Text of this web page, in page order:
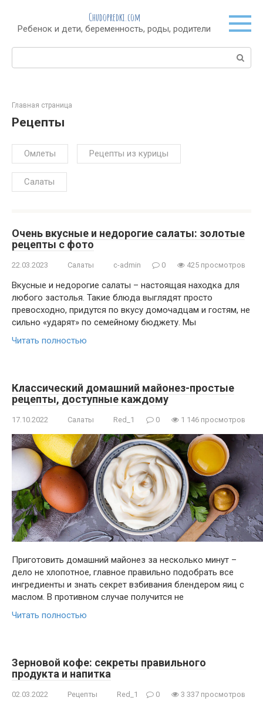
контенту
Chudopredki.com
Ребенок и дети, беременность, роды, родители
Поиск:
Главная страница
Рецепты
Омлеты Рецепты из курицы
Салаты
Очень вкусные и недорогие салаты: золотые
рецепты с фото
22.03.2023 Салаты c-admin 0 425 просмотров
Вкусные и недорогие салаты – настоящая находка для
любого застолья. Такие блюда выглядят просто
превосходно, придутся по вкусу домочадцам и гостям, не
сильно «ударят» по семейному бюджету. Мы
Читать полностью
Классический домашний майонез-простые
рецепты, доступные каждому
17.10.2022 Салаты Red_1 0 1 146 просмотров
Приготовить домашний майонез за несколько минут –
дело не хлопотное, главное правильно подобрать все
ингредиенты и знать секрет взбивания блендером яиц с
маслом. В противном случае получится не
Читать полностью
Зерновой кофе: секреты правильного
продукта и напитка
02.03.2022 Рецепты Red_1 0 3 337 просмотров